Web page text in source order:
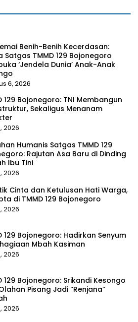
Benih-Benih Kecerdasan:
Satgas TMMD 129 Bojonegoro
‘Jendela Dunia’ Anak-Anak
6, 2026
129 Bojonegoro: TNI Membangun
Sekaligus Menanam
2026
Humanis Satgas TMMD 129
Rajutan Asa Baru di Dinding
Ibu Tini
2026
Cinta dan Ketulusan Hati Warga,
di TMMD 129 Bojonegoro
2026
129 Bojonegoro: Hadirkan Senyum
Mbah Kasiman
2026
129 Bojonegoro: Srikandi Kesongo
Pisang Jadi “Renjana”
2026